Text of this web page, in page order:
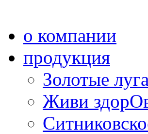
о компании
продукция
Золотые луга
Живи